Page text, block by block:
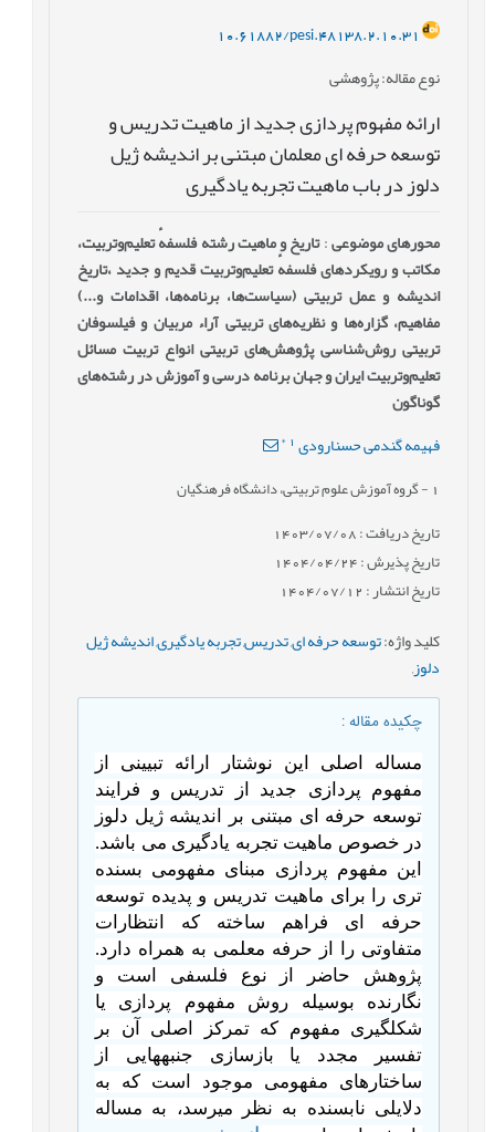
10.61882/pesi.48138.2.10.31
نوع مقاله: پژوهشی
ارائه مفهوم پردازی جدید از ماهیت تدریس و
توسعه حرفه ای معلمان مبتنی بر اندیشه ژیل
دلوز در باب ماهیت تجربه یادگیری
محورهای موضوعی:تاریخ و ماهیت رشته فلسفهٔ ‌تعلیم‌وتربیت،
مکاتب و رویکردهای فلسفهٔ ‌تعلیم‌وتربیت قدیم و جدید ،تاریخ
اندیشه و عمل تربیتی (سیاست‌ها، برنامه‌ها، اقدامات و...)
مفاهیم، گزاره‌ها و نظریه‌های تربیتی آراء مربیان و فیلسوفان
تربیتی روش‌شناسی پژوهش‌های تربیتی انواع تربیت مسائل
تعلیم‌وتربیت ایران و جهان برنامه درسی و آموزش در رشته‌های
گوناگون
فهیمه گندمی حسنارودی *
- گروه آموزش علوم تربیتی، دانشگاه فرهنگیان
تاریخ دریافت : 1403/07/08
تاریخ پذیرش : 1404/04/24
تاریخ انتشار : 1404/07/12
کلید واژه:توسعه حرفه ای,تدریس,تجربه یادگیری,اندیشه ژیل
دلوز,
چکیده مقاله:
مساله اصلی این نوشتار ارائه تبیینی از
مفهوم پردازی جدید از تدریس و فرایند
توسعه حرفه ای مبتنی بر اندیشه ژیل دلوز
در خصوص ماهیت تجربه یادگیری می باشد.
این مفهوم پردازی مبنای مفهومی بسنده
تری را برای ماهیت تدریس و پدیده توسعه
حرفه ای فراهم ساخته که انتظارات
متفاوتی را از حرفه معلمی به همراه دارد.
پژوهش حاضر از نوع فلسفی است و
نگارنده بوسیله روش مفهوم پردازی یا
شکل­گیری مفهوم که تمرکز اصلی آن بر
تفسیر مجدد یا بازسازی جنبه­هایی از
ساختارهای مفهومی موجود است که به
دلایلی نابسنده به نظر می­رسد، به مساله